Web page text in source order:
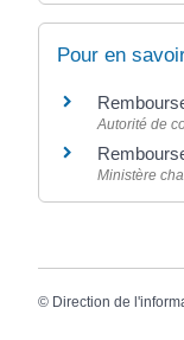
Pour en
Autorité de
Ministère
© Direction de